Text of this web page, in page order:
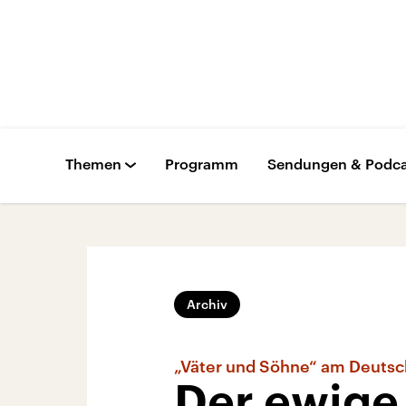
Themen Programm Sendungen &
Archiv
„Väter und Söhne“ am